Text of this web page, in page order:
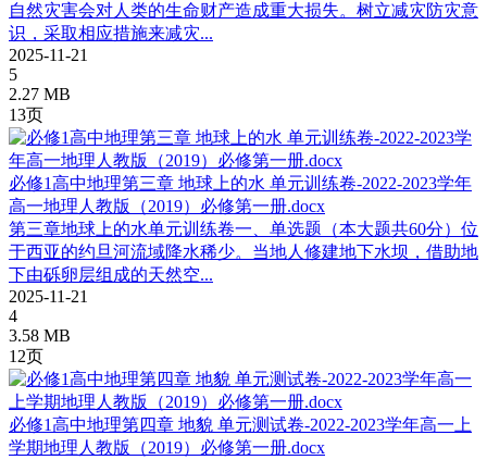
自然灾害会对人类的生命财产造成重大损失。树立减灾防灾意
识，采取相应措施来减灾...
2025-11-21
5
2.27 MB
13页
必修1高中地理第三章 地球上的水 单元训练卷-2022-2023学年
高一地理人教版（2019）必修第一册.docx
第三章地球上的水单元训练卷一、单选题（本大题共60分）位
于西亚的约旦河流域降水稀少。当地人修建地下水坝，借助地
下由砾卵层组成的天然空...
2025-11-21
4
3.58 MB
12页
必修1高中地理第四章 地貌 单元测试卷-2022-2023学年高一上
学期地理人教版（2019）必修第一册.docx